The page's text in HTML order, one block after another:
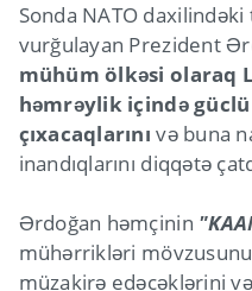
Sonda NATO
vurğulayan Prezident
mühüm ölkəsi olaraq
həmrəylik içində
çıxacaqlarını və buna
inandıqlarını diqqətə
Ərdoğan həmçinin
mühərrikləri
müzakirə edəcəklərini